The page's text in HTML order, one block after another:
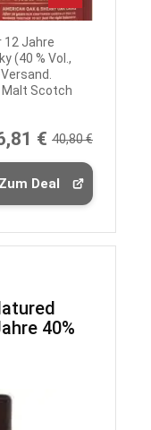
12 Jahre
(40 % Vol.,
Malt Scotch
€ 40,80 €
Zum Deal
40%